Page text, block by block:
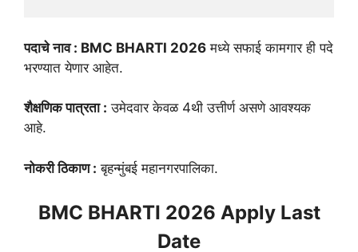
पदाचे नाव : BMC BHARTI 2026 मध्ये सफाई कामगार ही पदे
भरण्यात येणार आहेत.
शैक्षणिक पात्रता : उमेदवार केवळ 4थी उत्तीर्ण असणे आवश्यक
आहे.
नोकरी ठिकाण : बृहन्मुंबई महानगरपालिका.
BMC BHARTI 2026 Apply Last
Date